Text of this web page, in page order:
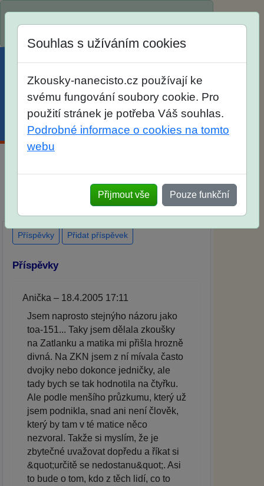
Košík
Diskuse Jak jste dopadli u zkoušek na SŠ?
Vaše ohlasy po skutečných přijímacích
Souhlas s užíváním cookies
Zkousky-nanecisto.cz používají ke
svému fungování soubory cookie. Pro
použití stránek je potřeba Váš souhlas.
Podrobné informace o cookies na tomto
webu
Přijmout vše Pouze funkční
Příspěvky Přidat příspěvek
Příspěvky
Anička – 18.4.2005 17:11
Jsem naprosto stejnýho názoru jako
toa-151... Taky jsem dělala zkoušky
na Zatlanku a matika mi přišla hrozně
divná. Na ZKN jsem z ní mívala často
dvojky nebo dokonce jedničky, ale
tady bych se tak hodnotila na čtyřku.
Ale podle menšího průzkumu, který už
jsem podnikla, snad ani není člověk,
který by tam v té matice něco
nezvoral. Takže si myslím, že je
zbytečné uvažovat dopředu a říkat si
&quot;určitě se nedostanu&quot;. Asi
to bude o tom, kdo z těch lidí, co to